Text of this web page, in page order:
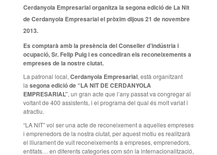
Cerdanyola Empresarial organitza la segona edició de La Nit
de Cerdanyola Empresarial el pròxim dijous 21 de novembre
2013.
Es comptarà amb la presència del Conseller d’indústria i
ocupació, Sr. Felip Puig i es concediran els reconeixements a
empreses de la nostre ciutat.
La patronal local, Cerdanyola Empresarial, està organitzant
la segona edició de “LA NIT DE CERDANYOLA
EMPRESARIAL”, un gran acte que l’any passat va congregar al
voltant de 400 assistents, i el programa del qual és molt variat i
atractiu.
“LA NIT” vol ser una acte de reconeixement a aquelles empreses
i emprenedors de la nostra ciutat, per aquest motiu es realitzarà
el lliurament de vuit reconeixements a empreses, emprenedors,
entitats… en diferents categories com són la internacionalització,